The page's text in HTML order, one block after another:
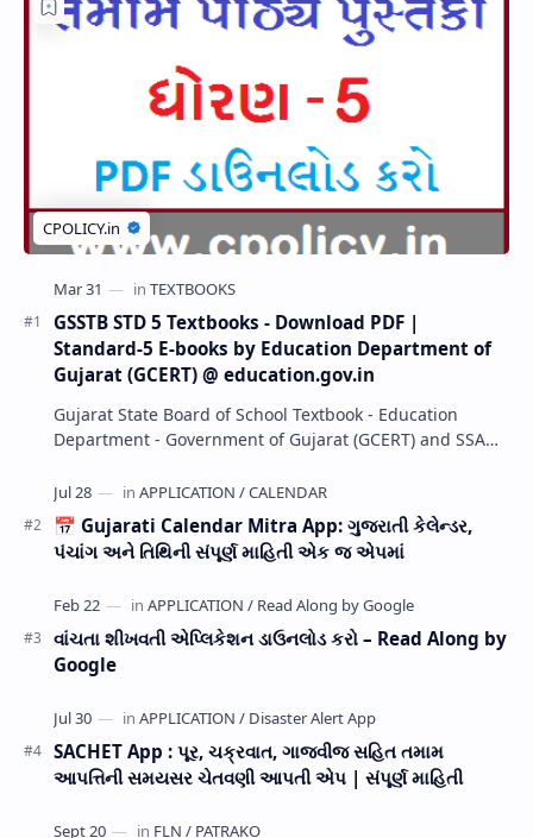
GSSTB STD 5 Textbooks - Download PDF |
Standard-5 E-books by Education Department of
Gujarat (GCERT) @ education.gov.in
Gujarat State Board of School Textbook - Education
Department - Government of Gujarat (GCERT) and SSA
📅 Gujarati Calendar Mitra App: ગુજરાતી કેલેન્ડર,
પંચાંગ અને તિથિની સંપૂર્ણ માહિતી એક જ એપમાં
વાંચતા શીખવતી એપ્લિકેશન ડાઉનલોડ કરો – Read Along by
Google
SACHET App : પૂર, ચક્રવાત, ગાજવીજ સહિત તમામ
આપત્તિની સમયસર ચેતવણી આપતી એપ | સંપૂર્ણ માહિતી